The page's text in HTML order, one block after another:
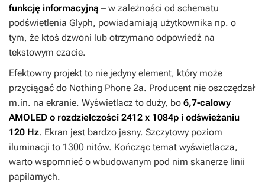
funkcję informacyjną – w zależności od schematu
podświetlenia Glyph, powiadamiają użytkownika np. o
tym, że ktoś dzwoni lub otrzymano odpowiedź na
tekstowym czacie.
Efektowny projekt to nie jedyny element, który może
przyciągać do Nothing Phone 2a. Producent nie oszczędzał
m.in. na ekranie. Wyświetlacz to duży, bo 6,7-calowy
AMOLED o rozdzielczości 2412 x 1084p i odświeżaniu
120 Hz. Ekran jest bardzo jasny. Szczytowy poziom
iluminacji to 1300 nitów. Kończąc temat wyświetlacza,
warto wspomnieć o wbudowanym pod nim skanerze linii
papilarnych.